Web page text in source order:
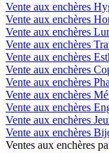
Vente aux enchères
Vente aux enchères
Vente aux enchères
Vente aux enchères
Vente aux enchères
Vente aux enchères
Vente aux enchères
Vente aux enchères
Vente aux enchères
Vente aux enchères
Vente aux enchères
Ventes aux enchères